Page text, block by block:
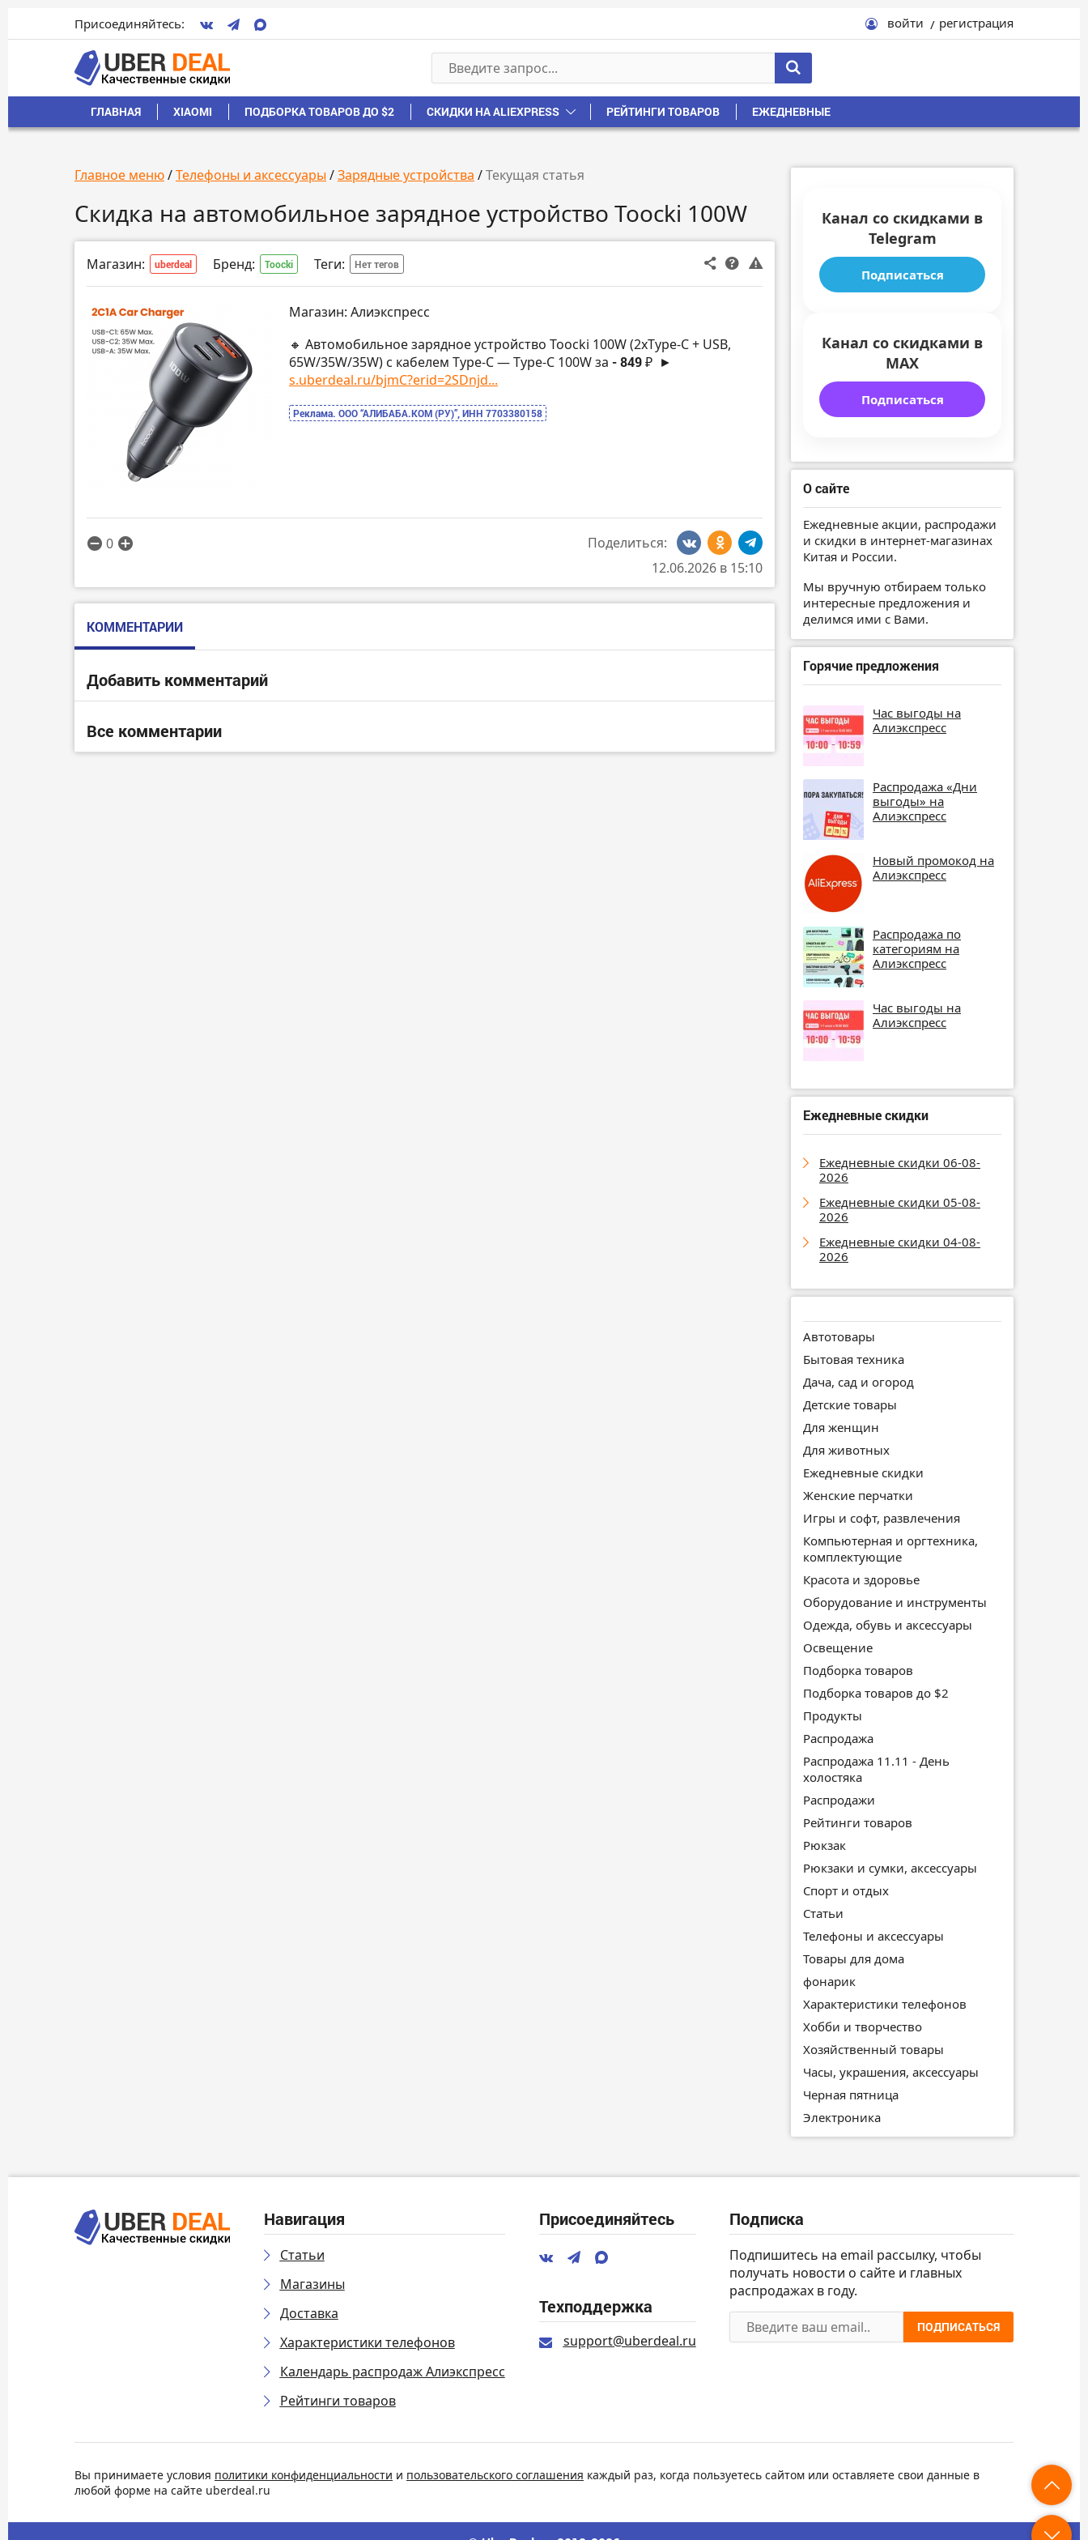
Присоединяйтесь: войти регистрация
ГЛАВНАЯ XIAOMI ПОДБОРКА ТОВАРОВ ДО $2 СКИДКИ НА ALIEXPRESS РЕЙТИНГИ ТОВАРОВ ЕЖЕДНЕВНЫЕ
Главное меню/Телефоны и аксессуары /Зарядные устройства /Текущая статья
Скидка на автомобильное зарядное устройство Toocki 100W
Магазин: uberdeal Бренд: Toocki Теги: Нет тегов
Магазин: Алиэкспресс
🔸 Автомобильное зарядное устройство Toocki 100W (2xType-C + USB,
65W/35W/35W) с кабелем Type-C — Type-C 100W за - 849 ₽ ►
s.uberdeal.ru/bjmC?erid=2SDnjd...
Реклама. ООО “АЛИБАБА.КОМ (РУ)”, ИНН 7703380158
0
Поделиться:
12.06.2026 в 15:10
КОММЕНТАРИИ
Добавить комментарий
Все комментарии
Канал со скидками в
Telegram
Подписаться
Канал со скидками в
MAX
Подписаться
О сайте
Ежедневные акции, распродажи
и скидки в интернет-магазинах
Китая и России.
Мы вручную отбираем только
интересные предложения и
делимся ими с Вами.
Горячие предложения
Час выгоды на
Алиэкспресс
Распродажа «Дни
выгоды» на
Алиэкспресс
Новый промокод на
Алиэкспресс
Распродажа по
категориям на
Алиэкспресс
Час выгоды на
Алиэкспресс
Ежедневные скидки
Ежедневные скидки 06-08-
2026
Ежедневные скидки 05-08-
2026
Ежедневные скидки 04-08-
2026
Автотовары
Бытовая техника
Дача, сад и огород
Детские товары
Для женщин
Для животных
Ежедневные скидки
Женские перчатки
Игры и софт, развлечения
Компьютерная и оргтехника,
комплектующие
Красота и здоровье
Оборудование и инструменты
Одежда, обувь и аксессуары
Освещение
Подборка товаров
Подборка товаров до $2
Продукты
Распродажа
Распродажа 11.11 - День
холостяка
Распродажи
Рейтинги товаров
Рюкзак
Рюкзаки и сумки, аксессуары
Спорт и отдых
Статьи
Телефоны и аксессуары
Товары для дома
фонарик
Характеристики телефонов
Хобби и творчество
Хозяйственный товары
Часы, украшения, аксессуары
Черная пятница
Электроника
Навигация
Статьи
Магазины
Доставка
Характеристики телефонов
Календарь распродаж Алиэкспресс
Рейтинги товаров
Присоединяйтесь
Техподдержка
support@uberdeal.ru
Подписка
Подпишитесь на email рассылку, чтобы
получать новости о сайте и главных
распродажах в году.
ПОДПИСАТЬСЯ
Вы принимаете условия политики конфиденциальности и пользовательского соглашения каждый раз, когда пользуетесь сайтом или оставляете свои данные в
любой форме на сайте uberdeal.ru